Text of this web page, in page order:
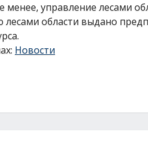
управление лесами
лесами области выдано
Новости